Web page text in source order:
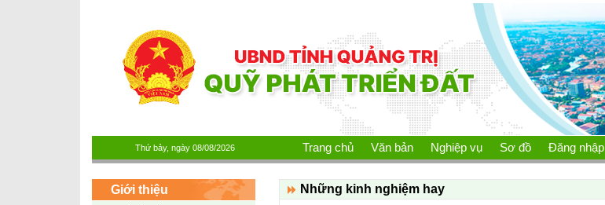
Thứ bảy, ngày 08/08/2026 Trang chủ Văn bản Nghiệp vụ Sơ đồ Đăng nhập
Giới thiệu
Những kinh nghiệm hay